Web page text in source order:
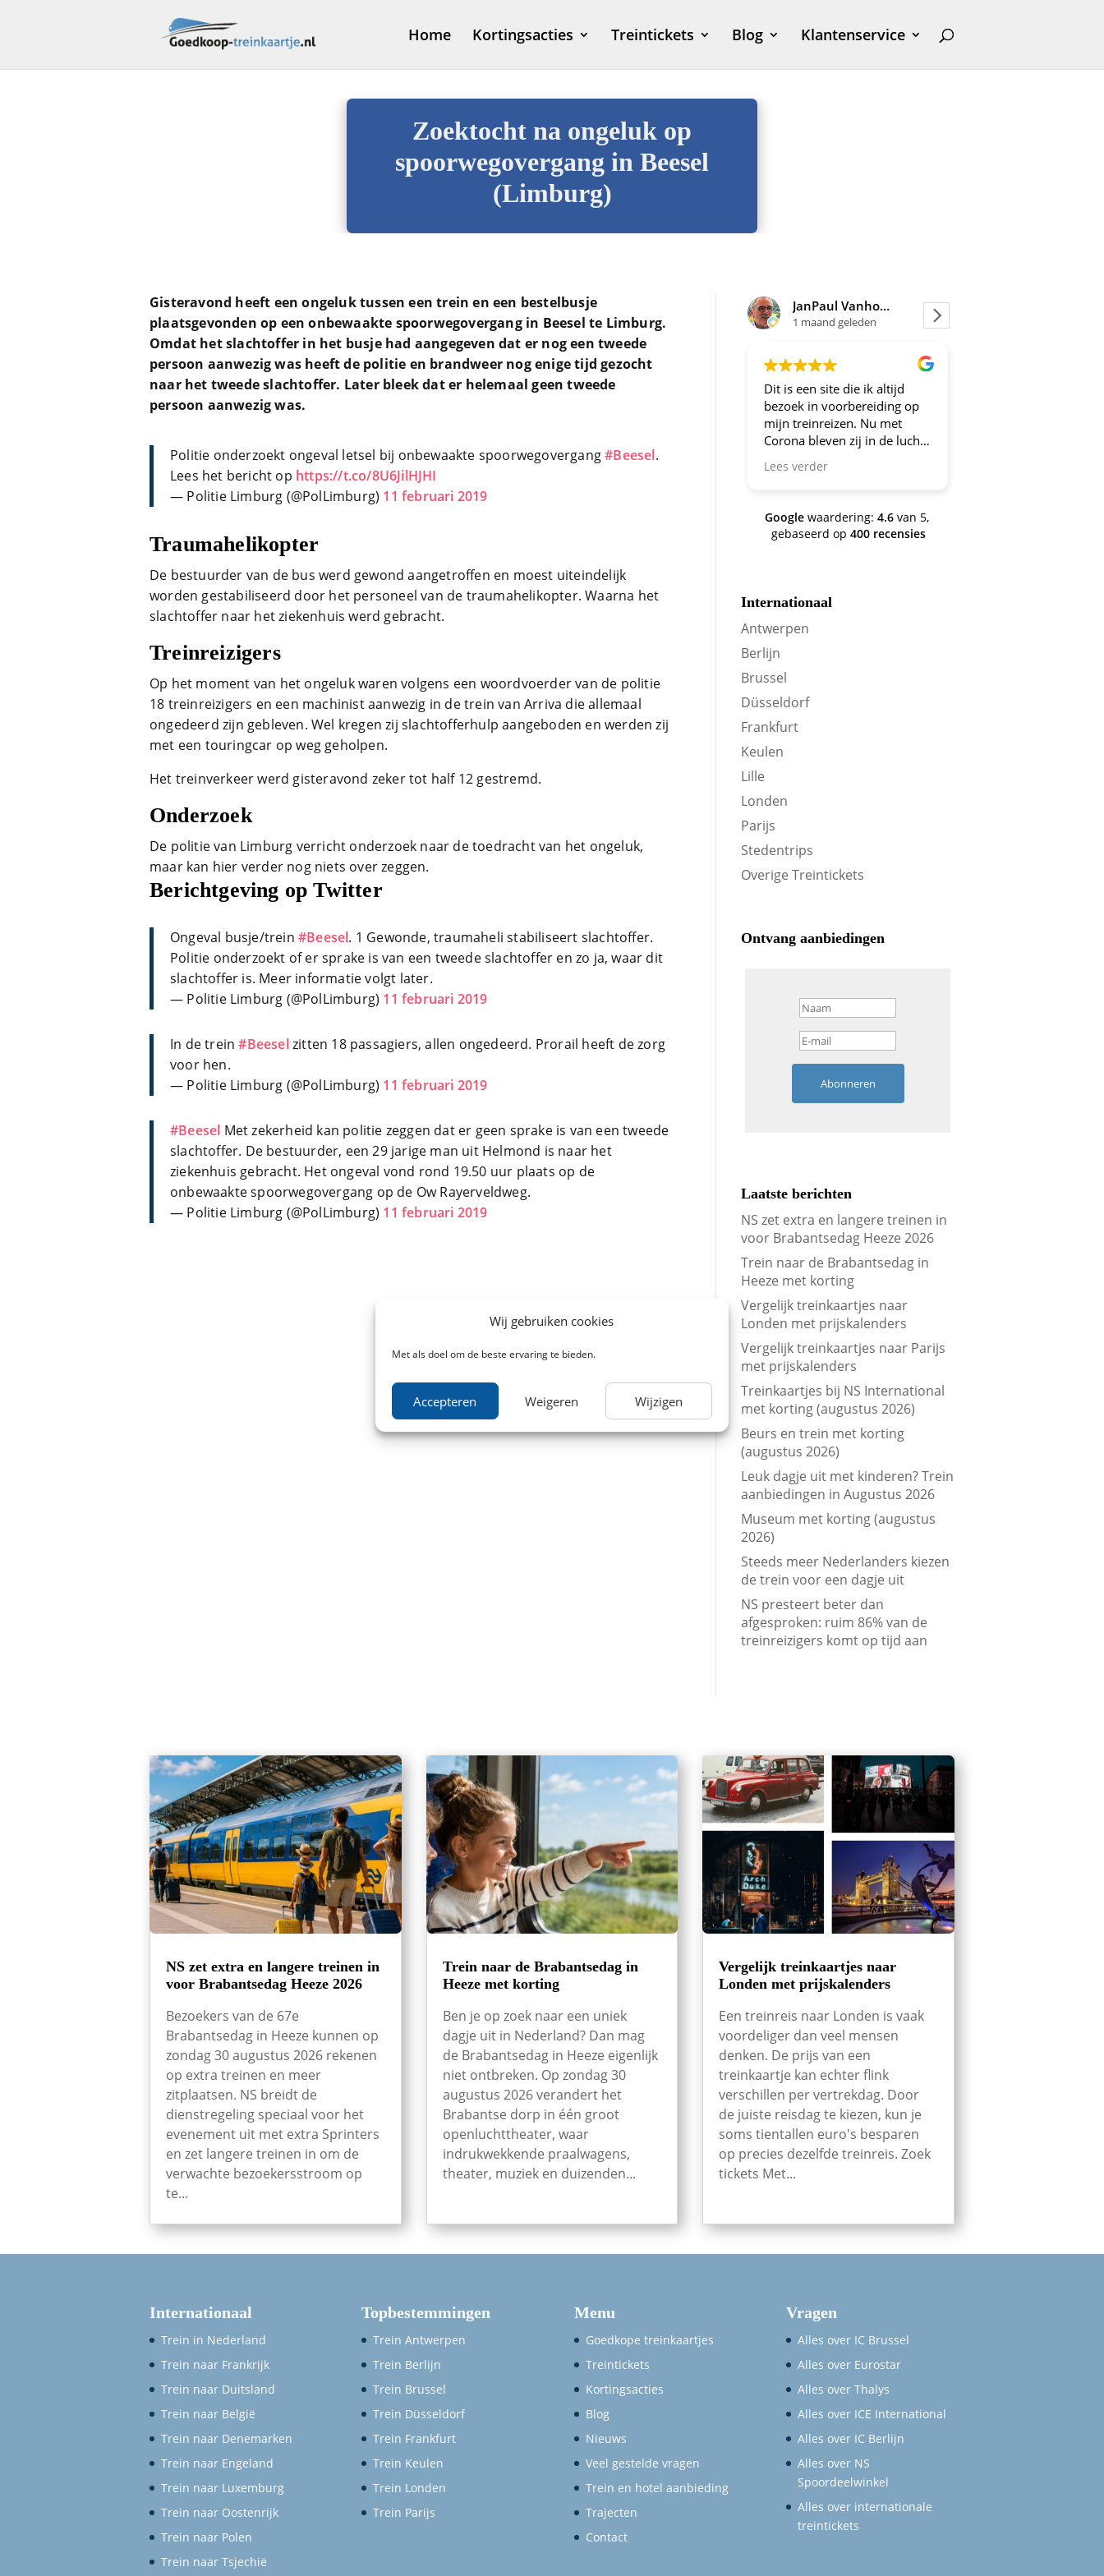
Wij gebruiken cookies
Met als doel om de beste ervaring te bieden.
Accepteren Weigeren Wijzigen
Home Kortingsacties Treintickets Blog Klantenservice
Zoektocht na ongeluk op
spoorwegovergang in Beesel
(Limburg)
Gisteravond heeft een ongeluk tussen een trein en een bestelbusje
plaatsgevonden op een onbewaakte spoorwegovergang in Beesel te Limburg.
Omdat het slachtoffer in het busje had aangegeven dat er nog een tweede
persoon aanwezig was heeft de politie en brandweer nog enige tijd gezocht
naar het tweede slachtoffer. Later bleek dat er helemaal geen tweede
persoon aanwezig was.
Politie onderzoekt ongeval letsel bij onbewaakte spoorwegovergang#Beesel.
Lees het bericht op https://t.co/8U6JilHJHI
— Politie Limburg (@PolLimburg) 11 februari 2019
Traumahelikopter
De bestuurder van de bus werd gewond aangetroffen en moest uiteindelijk
worden gestabiliseerd door het personeel van de traumahelikopter. Waarna het
slachtoffer naar het ziekenhuis werd gebracht.
Treinreizigers
Op het moment van het ongeluk waren volgens een woordvoerder van de politie
18 treinreizigers en een machinist aanwezig in de trein van Arriva die allemaal
ongedeerd zijn gebleven. Wel kregen zij slachtofferhulp aangeboden en werden zij
met een touringcar op weg geholpen.
Het treinverkeer werd gisteravond zeker tot half 12 gestremd.
Onderzoek
De politie van Limburg verricht onderzoek naar de toedracht van het ongeluk,
maar kan hier verder nog niets over zeggen.
Berichtgeving op Twitter
Ongeval busje/trein #Beesel. 1 Gewonde, traumaheli stabiliseert slachtoffer.
Politie onderzoekt of er sprake is van een tweede slachtoffer en zo ja, waar dit
slachtoffer is. Meer informatie volgt later.
— Politie Limburg (@PolLimburg) 11 februari 2019
In de trein#Beeselzitten 18 passagiers, allen ongedeerd. Prorail heeft de zorg
voor hen.
— Politie Limburg (@PolLimburg) 11 februari 2019
#Beesel Met zekerheid kan politie zeggen dat er geen sprake is van een tweede
slachtoffer. De bestuurder, een 29 jarige man uit Helmond is naar het
ziekenhuis gebracht. Het ongeval vond rond 19.50 uur plaats op de
onbewaakte spoorwegovergang op de Ow Rayerveldweg.
— Politie Limburg (@PolLimburg) 11 februari 2019
JanPaul Vanhoven
1 maand geleden
Dit is een site die ik altijd
bezoek in voorbereiding op
mijn treinreizen. Nu met
Corona bleven zij in de lucht.
Bravo en ga zo door! En nu
zijn we een aantal jaren
site om je te oriënteren op
trein-voordeel!
Lees verder
Google waardering: 4.6 van 5,
gebaseerd op400 recensies
Internationaal
Antwerpen
Berlijn
Brussel
Düsseldorf
Frankfurt
Keulen
Lille
Londen
Parijs
Stedentrips
Overige Treintickets
Ontvang aanbiedingen
Abonneren
Laatste berichten
NS zet extra en langere treinen in
voor Brabantsedag Heeze 2026
Trein naar de Brabantsedag in
Heeze met korting
Vergelijk treinkaartjes naar
Londen met prijskalenders
Vergelijk treinkaartjes naar Parijs
met prijskalenders
Treinkaartjes bij NS International
met korting (augustus 2026)
Beurs en trein met korting
(augustus 2026)
Leuk dagje uit met kinderen? Trein
aanbiedingen in Augustus 2026
Museum met korting (augustus
2026)
Steeds meer Nederlanders kiezen
de trein voor een dagje uit
NS presteert beter dan
afgesproken: ruim 86% van de
treinreizigers komt op tijd aan
NS zet extra en langere treinen in
voor Brabantsedag Heeze 2026
Bezoekers van de 67e
Brabantsedag in Heeze kunnen op
zondag 30 augustus 2026 rekenen
op extra treinen en meer
zitplaatsen. NS breidt de
dienstregeling speciaal voor het
evenement uit met extra Sprinters
en zet langere treinen in om de
verwachte bezoekersstroom op
te...
Trein naar de Brabantsedag in
Heeze met korting
Ben je op zoek naar een uniek
dagje uit in Nederland? Dan mag
de Brabantsedag in Heeze eigenlijk
niet ontbreken. Op zondag 30
augustus 2026 verandert het
Brabantse dorp in één groot
openluchttheater, waar
indrukwekkende praalwagens,
theater, muziek en duizenden...
Vergelijk treinkaartjes naar
Londen met prijskalenders
Een treinreis naar Londen is vaak
voordeliger dan veel mensen
denken. De prijs van een
treinkaartje kan echter flink
verschillen per vertrekdag. Door
de juiste reisdag te kiezen, kun je
soms tientallen euro's besparen
op precies dezelfde treinreis. Zoek
tickets Met...
Internationaal
Trein in Nederland
Trein naar Frankrijk
Trein naar Duitsland
Trein naar België
Trein naar Denemarken
Trein naar Engeland
Trein naar Luxemburg
Trein naar Oostenrijk
Trein naar Polen
Trein naar Tsjechië
Topbestemmingen
Trein Antwerpen
Trein Berlijn
Trein Brussel
Trein Düsseldorf
Trein Frankfurt
Trein Keulen
Trein Londen
Trein Parijs
Menu
Goedkope treinkaartjes
Treintickets
Kortingsacties
Blog
Nieuws
Veel gestelde vragen
Trein en hotel aanbieding
Trajecten
Contact
Vragen
Alles over IC Brussel
Alles over Eurostar
Alles over Thalys
Alles over ICE International
Alles over IC Berlijn
Alles over NS
Spoordeelwinkel
Alles over internationale
treintickets